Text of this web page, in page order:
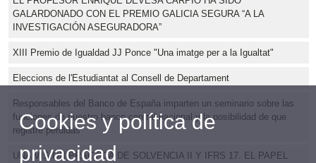
GALARDONADO CON EL PREMIO GALICIA SEGURA “A LA
INVESTIGACIÓN ASEGURADORA”
XIII Premio de Igualdad JJ Ponce "Una imatge per a la Igualtat"
Eleccions de l'Estudiantat al Consell de Departament
Responsables del Banco de España imparten un seminario sobre las
funciones de nuestro banco central nacional y la posibilidad de que
registre pérdidas
UNA VISIÓN PRÁCTICA DE SOLVENCIA II Y IFRS 17. EL PAPEL
Cookies y política de
privacidad